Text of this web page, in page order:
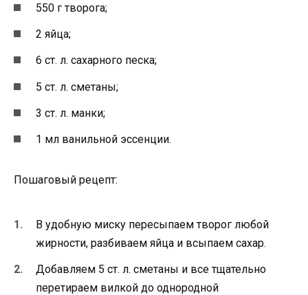
550 г творога;
2 яйца;
6 ст. л. сахарного песка;
5 ст. л. сметаны;
3 ст. л. манки;
1 мл ванильной эссенции.
Пошаговый рецепт:
В удобную миску пересыпаем творог любой
жирности, разбиваем яйца и всыпаем сахар.
Добавляем 5 ст. л. сметаны и все тщательно
перетираем вилкой до однородной